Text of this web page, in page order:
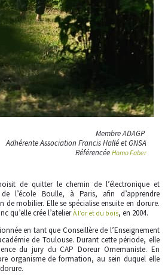
Membre ADAGP
Adhérente Association Francis Hallé et GNSA
RéférencéeHomo Faber
de quitter le chemin de l’électronique et
l’école Boulle, à Paris, afin d’apprendre
de mobilier. Elle se spécialise ensuite en dorure.
qu’elle crée l’atelierÀ l’or et du bois, en 2004.
en tant que Conseillère de l’Enseignement
de Toulouse. Durant cette période, elle
du jury du CAP Doreur Ornemaniste. En
organisme de formation, au sein duquel elle